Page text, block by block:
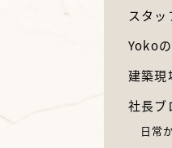
スタッ
Yoko
建築現
社長ブ
日常